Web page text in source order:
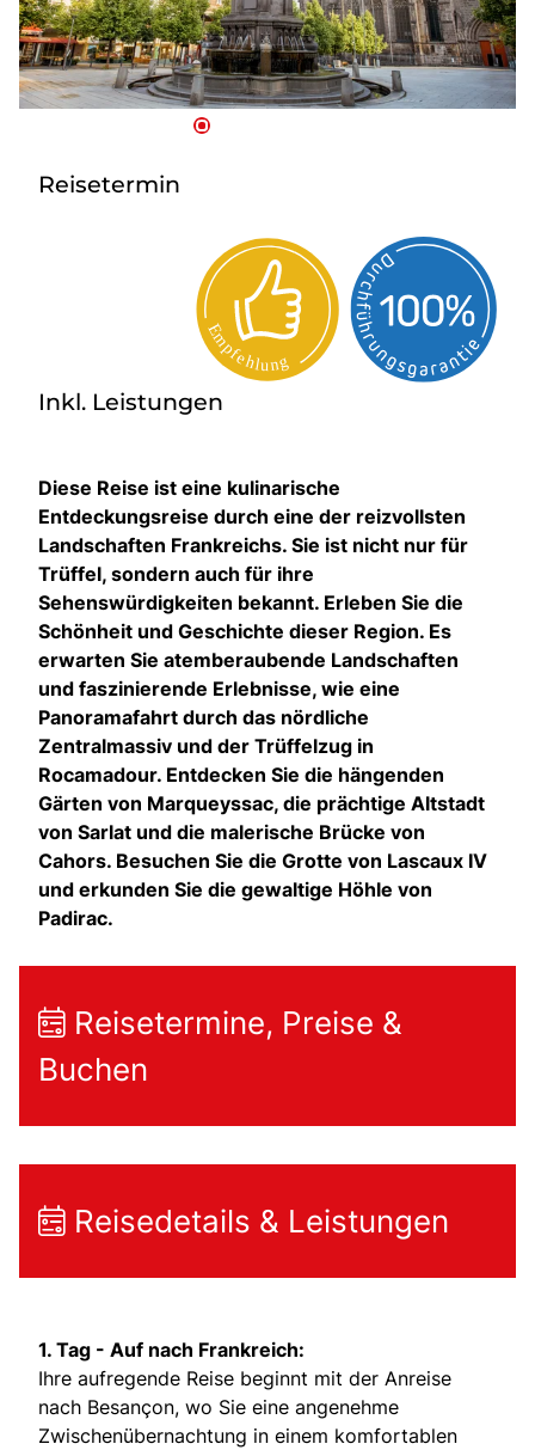
Reisetermin
Inkl. Leistungen
Diese Reise ist eine kulinarische
Entdeckungsreise durch eine der reizvollsten
Landschaften Frankreichs. Sie ist nicht nur für
Trüffel, sondern auch für ihre
Sehenswürdigkeiten bekannt. Erleben Sie die
Schönheit und Geschichte dieser Region. Es
erwarten Sie atemberaubende Landschaften
und faszinierende Erlebnisse, wie eine
Panoramafahrt durch das nördliche
Zentralmassiv und der Trüffelzug in
Rocamadour. Entdecken Sie die hängenden
Gärten von Marqueyssac, die prächtige Altstadt
von Sarlat und die malerische Brücke von
Cahors. Besuchen Sie die Grotte von Lascaux IV
und erkunden Sie die gewaltige Höhle von
Padirac.
Reisetermine, Preise &
Buchen
Reisedetails & Leistungen
1. Tag - Auf nach Frankreich:
Ihre aufregende Reise beginnt mit der Anreise
nach Besançon, wo Sie eine angenehme
Zwischenübernachtung in einem komfortablen